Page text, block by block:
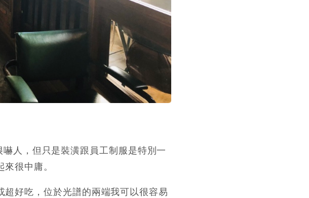
人，但只是裝潢跟員工制服是特別一
很中庸。
好吃，位於光譜的兩端我可以很容易